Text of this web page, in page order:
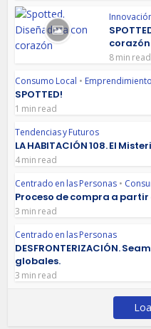
8 min read
Consumo Local • Emprendimiento
SPOTTED!
1 min read
Tendencias y Futuros
LA HABITACIÓN 108. El
4 min read
Centrado en las Personas •
Proceso de compra a
3 min read
Centrado en las Personas
DESFRONTERIZACIÓN.
globales.
3 min read